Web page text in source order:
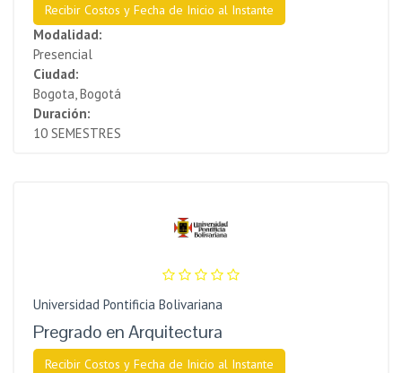
Recibir Costos y Fecha de Inicio al Instante
Modalidad:
Presencial
Ciudad:
Bogota, Bogotá
Duración:
10 SEMESTRES
Universidad Pontificia Bolivariana
Pregrado en Arquitectura
Recibir Costos y Fecha de Inicio al Instante